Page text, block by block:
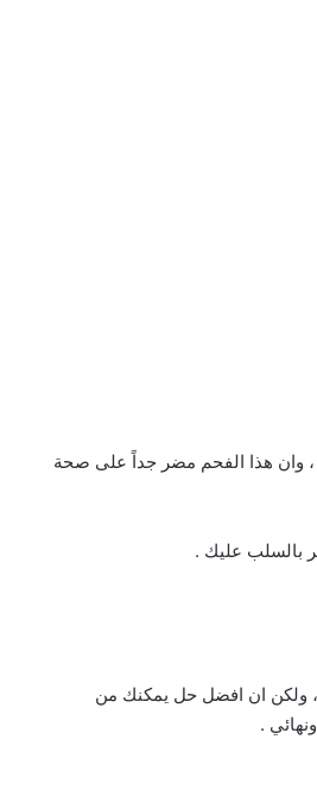
وان هذا الفحم مضر جداً على صحة
بالسلب عليك .
ولكن ان افضل حل يمكنك من
.